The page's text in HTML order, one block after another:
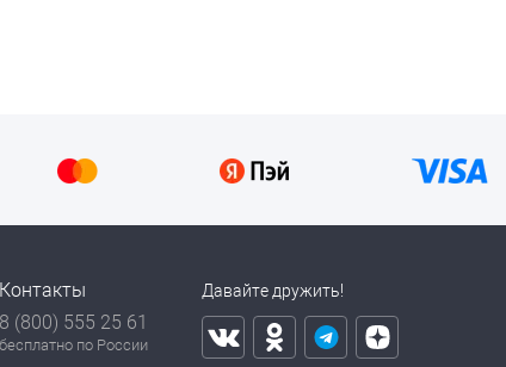
Контакты
8 (800) 555 25 61
бесплатно по России
Давайте дружить!